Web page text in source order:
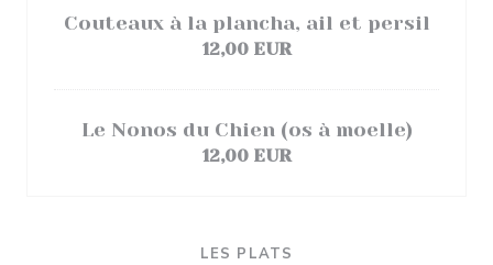
Couteaux à la plancha, ail et persil
12,00 EUR
Le Nonos du Chien (os à moelle)
12,00 EUR
LES PLATS